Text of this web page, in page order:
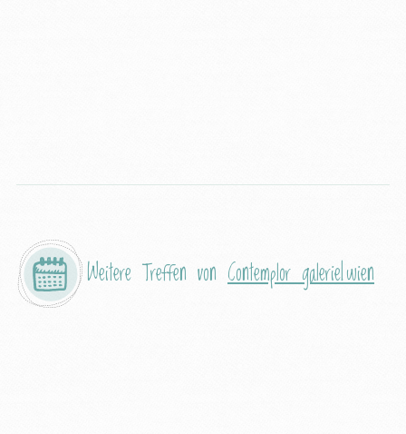
Weitere Treffen von Contemplor galerie|wien